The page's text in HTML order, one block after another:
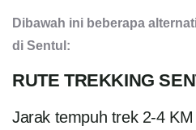
Dibawah ini beberapa
di Sentul:
RUTE TREKKING
Jarak tempuh trek 2-4